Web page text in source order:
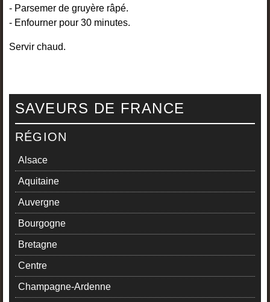
- Parsemer de gruyère râpé.
- Enfourner pour 30 minutes.
Servir chaud.
SAVEURS DE FRANCE
RÉGION
Alsace
Aquitaine
Auvergne
Bourgogne
Bretagne
Centre
Champagne-Ardenne